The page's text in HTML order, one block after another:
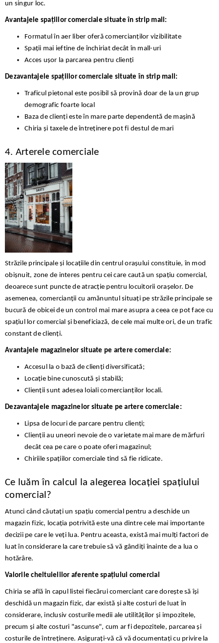
un singur loc.
Avantajele spațiilor comerciale situate în strip mall:
Formatul în aer liber oferă comercianților vizibilitate
Spații mai ieftine de închiriat decât în mall-uri
Acces ușor la parcarea pentru clienți
Dezavantajele spațiilor comerciale situate în strip mall:
Traficul pietonal este posibil să provină doar de la un grup
demografic foarte local
Baza de clienți este în mare parte dependentă de mașină
Chiria și taxele de întreținere pot fi destul de mari
4. Arterele comerciale
Străzile principale și locațiile din centrul orașului constituie, în mod
obișnuit, zone de interes pentru cei care caută un spațiu comercial,
deoarece sunt puncte de atracție pentru locuitorii orașelor. De
asemenea, comercianții cu amănuntul situați pe străzile principale se
bucură de obicei de un control mai mare asupra a ceea ce pot face cu
spațiul lor comercial și beneficiază, de cele mai multe ori, de un trafic
constant de clienți.
Avantajele magazinelor situate pe artere comerciale:
Accesul la o bază de clienți diversificată;
Locație bine cunoscută și stabilă;
Clienții sunt adesea loiali comercianților locali.
Dezavantajele magazinelor situate pe artere comerciale:
Lipsa de locuri de parcare pentru clienți;
Clienții au uneori nevoie de o varietate mai mare de mărfuri
decât cea pe care o poate oferi magazinul;
Chiriile spațiilor comerciale tind să fie ridicate.
Ce luăm în calcul la alegerea locației spațiului
comercial?
Atunci când căutați un spațiu comercial pentru a deschide un
magazin fizic, locația potrivită este una dintre cele mai importante
decizii pe care le veți lua. Pentru aceasta, există mai mulți factori de
luat în considerare la care trebuie să vă gândiți înainte de a lua o
hotărâre.
Valorile cheltuielilor aferente spațiului comercial
Chiria se află în capul listei fiecărui comerciant care dorește să își
deschidă un magazin fizic, dar există și alte costuri de luat în
considerare, inclusiv costurile medii ale utilităților și impozitele,
precum și alte costuri "ascunse", cum ar fi depozitele, parcarea și
costurile de întreținere. Asigurați-vă că vă documentați cu privire la